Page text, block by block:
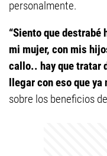
personalmente.
“Siento que destrabé
mi mujer, con mis
callo.. hay que tratar
llegar con eso que ya
sobre los beneficios